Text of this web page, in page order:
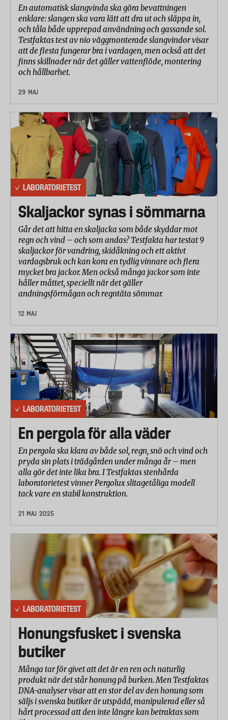
En automatisk slangvinda ska göra bevattningen
enklare: slangen ska vara lätt att dra ut och släppa in,
och tåla både upprepad användning och gassande sol.
Testfaktas test av nio väggmonterade slangvindor visar
att de flesta fungerar bra i vardagen, men också att det
finns skillnader när det gäller vattenflöde, montering
och hållbarhet.
29 MAJ
LABORATORIETEST
Skaljackor synas i sömmarna
Går det att hitta en skaljacka som både skyddar mot
regn och vind – och som andas? Testfakta har testat 9
skaljackor för vandring, skidåkning och ett aktivt
vardagsbruk och kan kora en tydlig vinnare och flera
mycket bra jackor. Men också många jackor som inte
håller måttet, speciellt när det gäller
andningsförmågan och regntäta sömmar.
12 MAJ
LABORATORIETEST
En pergola för alla väder
En pergola ska klara av både sol, regn, snö och vind och
pryda sin plats i trädgården under många år – men
alla gör det inte lika bra. I Testfaktas stenhårda
laboratorietest vinner Pergolux slitagetåliga modell
tack vare en stabil konstruktion.
21 MAJ 2025
LABORATORIETEST
Honungsfusket i svenska
butiker
Många tar för givet att det är en ren och naturlig
produkt när det står honung på burken. Men Testfaktas
DNA-analyser visar att en stor del av den honung som
säljs i svenska butiker är utspädd, manipulerad eller så
hårt processad att den inte längre kan betraktas som